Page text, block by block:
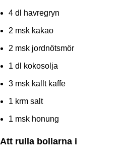
4 dl havregryn
2 msk kakao
2 msk jordnötsmör
1 dl kokosolja
3 msk kallt kaffe
1 krm salt
1 msk honung
Att rulla bollarna i